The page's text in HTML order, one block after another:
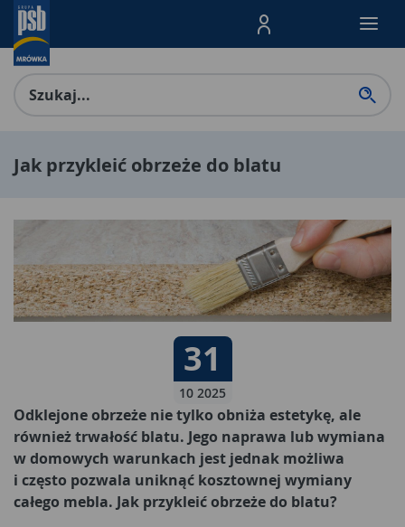
Menu Produktów,
Jak przykleić obrzeże do blatu
Data publikacji:
31
10 2025
Odklejone obrzeże nie tylko obniża estetykę, ale
również trwałość blatu. Jego naprawa lub wymiana
w domowych warunkach jest jednak możliwa
i często pozwala uniknąć kosztownej wymiany
całego mebla. Jak przykleić obrzeże do blatu?